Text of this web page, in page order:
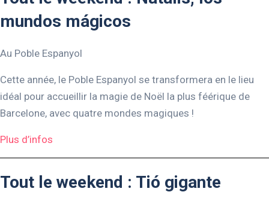
mundos mágicos
Au Poble Espanyol
Cette année, le Poble Espanyol se transformera en le lieu
idéal pour accueillir la magie de Noël la plus féérique de
Barcelone, avec quatre mondes magiques !
Plus d’infos
Tout le weekend : Tió gigante